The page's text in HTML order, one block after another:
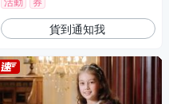
貨到通知我